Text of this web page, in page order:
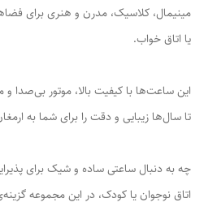
مینیمال، کلاسیک، مدرن و هنری برای
یا اتاق خواب.
این ساعت‌ها با کیفیت بالا، موتور بی‌صدا و
تا سال‌ها زیبایی و دقت را برای شما به
چه به دنبال ساعتی ساده و شیک برای
اتاق نوجوان یا کودک، در این مجموعه